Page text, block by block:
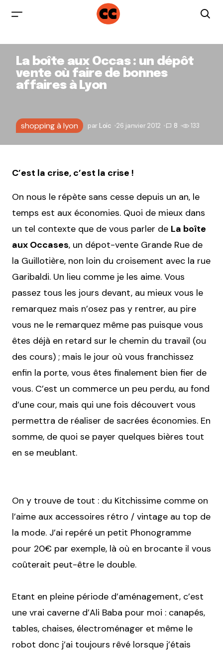
La boîte aux Occas : un dépôt
vente où faire de bonnes
affaires à Lyon
shopping à lyon par Loïc 26 janvier 2012 8 133
C’est la crise, c’est la crise !
On nous le répète sans cesse depuis un an, le
temps est aux économies. Quoi de mieux dans
un tel contexte que de vous parler de La boîte
aux Occases, un dépot-vente Grande Rue de
la Guillotière, non loin du croisement avec la rue
Garibaldi. Un lieu comme je les aime. Vous
passez tous les jours devant, au mieux vous le
remarquez mais n’osez pas y rentrer, au pire
vous ne le remarquez même pas puisque vous
êtes déjà en retard sur le chemin du travail (ou
des cours) ; mais le jour où vous franchissez
enfin la porte, vous êtes finalement bien fier de
vous. C’est un commerce un peu perdu, au fond
d’une cour, mais qui une fois découvert vous
permettra de réaliser de sacrées économies. En
somme, de quoi se payer quelques bières tout
en se meublant.
On y trouve de tout : du Kitchissime comme on
l’aime aux accessoires rétro / vintage au top de
la mode. J’ai repéré un petit Phonogramme
pour 20€ par exemple, là où en brocante il vous
coûterait peut-être le double.
Etant en pleine période d’aménagement, c’est
une vrai caverne d’Ali Baba pour moi : canapés,
tables, chaises, électroménager et même le
robot donc j’ai toujours rêvé lorsque j’étais